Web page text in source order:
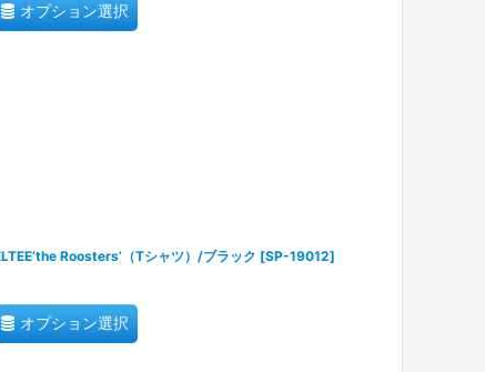
オプション選択
Roosters’（Tシャツ）/ブラック [SP-19012]
オプション選択